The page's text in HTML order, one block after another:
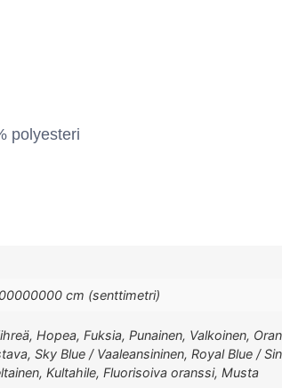
polyesteri
cm (senttimetri)
Hopea, Fuksia, Punainen, Valkoinen,
Sky Blue / Vaaleansininen, Royal Blue /
Kultahile, Fluorisoiva oranssi, Musta